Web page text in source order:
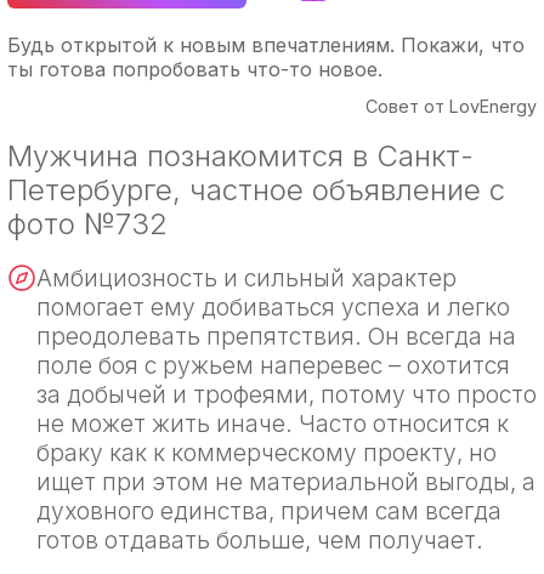
Будь открытой к новым впечатлениям. Покажи, что
ты готова попробовать что-то новое.
Совет от LovEnergy
Мужчина познакомится в Санкт-
Петербурге, частное объявление с
фото №732
Амбициозность и сильный характер
помогает ему добиваться успеха и легко
преодолевать препятствия. Он всегда на
поле боя с ружьем наперевес – охотится
за добычей и трофеями, потому что просто
не может жить иначе. Часто относится к
браку как к коммерческому проекту, но
ищет при этом не материальной выгоды, а
духовного единства, причем сам всегда
готов отдавать больше, чем получает.